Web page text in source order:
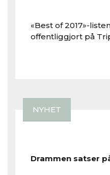
«Best of 2017»-
offentliggjort på
NYHET
Drammen satser